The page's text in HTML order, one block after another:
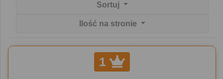
Sortuj
Ilość na stronie
1